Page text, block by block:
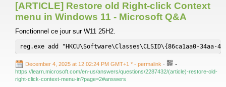
[ARTICLE] Restore old Right-click Context
menu in Windows 11 - Microsoft Q&A
Fonctionnel ce jour sur W11 25H2.
reg.exe add "HKCU\Software\Classes\CLSID\{86ca1aa0-
December 4, 2025 at 12:02:24 PM GMT+1 * - permalink - -
https://learn.microsoft.com/en-us/answers/questions/2287432/(article)-restore-old-
right-click-context-menu-in?page=2#answers